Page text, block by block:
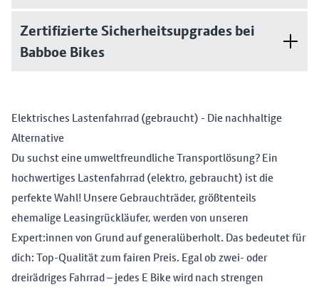
Zertifizierte Sicherheitsupgrades bei
Babboe Bikes
Elektrisches Lastenfahrrad (gebraucht) - Die nachhaltige
Alternative
Du suchst eine umweltfreundliche Transportlösung? Ein
hochwertiges Lastenfahrrad (elektro, gebraucht) ist die
perfekte Wahl! Unsere Gebrauchträder, größtenteils
ehemalige Leasingrückläufer, werden von unseren
Expert:innen von Grund auf generalüberholt. Das bedeutet für
dich: Top-Qualität zum fairen Preis. Egal ob zwei- oder
dreirädriges Fahrrad – jedes E Bike wird nach strengen